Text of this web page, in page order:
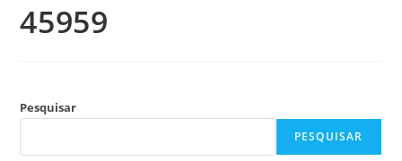
45959
Pesquisar
PESQUISAR